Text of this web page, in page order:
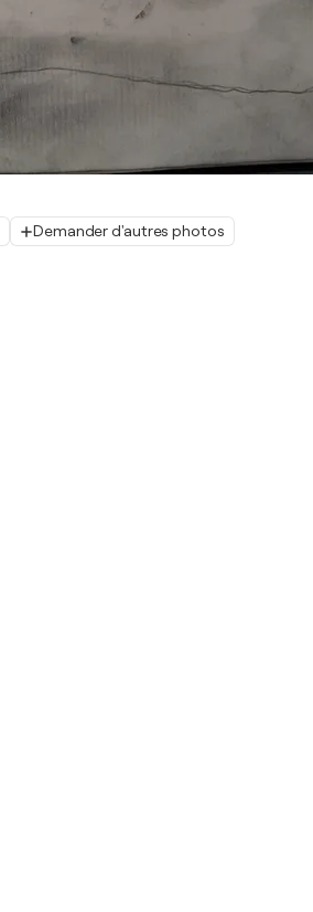
Demander d'autres photos